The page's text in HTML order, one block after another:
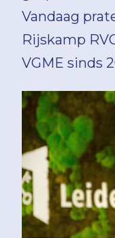
Vandaag
Rijskamp
VGME sinds